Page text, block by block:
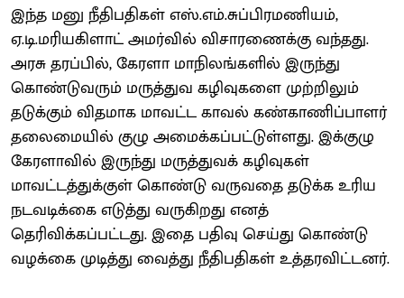
இந்த மனு நீதிபதிகள் எஸ்.எம்.சுப்பிரமணியம்,
ஏ.டி.மரியகிளாட் அமர்வில் விசாரணைக்கு வந்தது.
அரசு தரப்பில், கேரளா மாநிலங்களில் இருந்து
கொண்டுவரும் மருத்துவ கழிவுகளை முற்றிலும்
தடுக்கும் விதமாக மாவட்ட காவல் கண்காணிப்பாளர்
தலைமையில் குழு அமைக்கப்பட்டுள்ளது. இக்குழு
கேரளாவில் இருந்து மருத்துவக் கழிவுகள்
மாவட்டத்துக்குள் கொண்டு வருவதை தடுக்க உரிய
நடவடிக்கை எடுத்து வருகிறது எனத்
தெரிவிக்கப்பட்டது. இதை பதிவு செய்து கொண்டு
வழக்கை முடித்து வைத்து நீதிபதிகள் உத்தரவிட்டனர்.